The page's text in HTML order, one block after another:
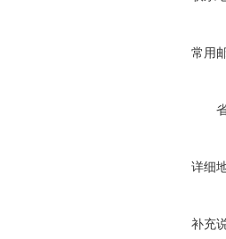
常用
详细
补充